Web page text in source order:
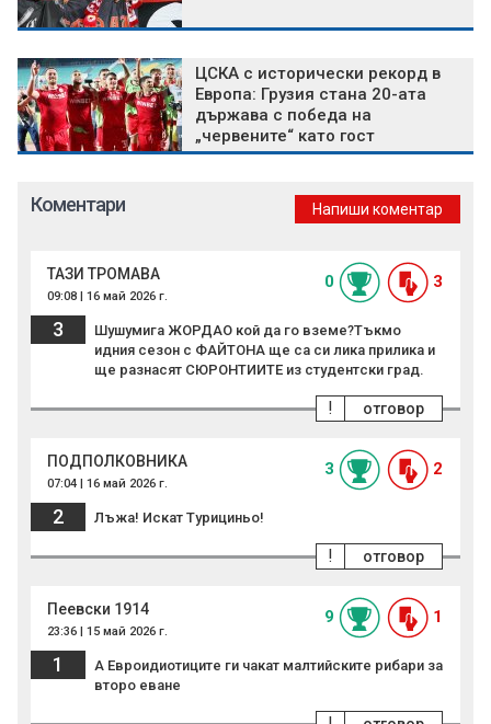
ЦСКА с исторически рекорд в
Европа: Грузия стана 20-ата
държава с победа на
„червените“ като гост
Коментари Напиши коментар
ТАЗИ ТРОМАВА
09:08 | 16 май 2026 г.
0 3
3
Шушумига ЖОРДАО кой да го вземе?Тъкмо
идния сезон с ФАЙТОНА ще са си лика прилика и
ще разнасят СЮРОНТИИТЕ из студентски град.
отговор
!
ПОДПОЛКОВНИКА
07:04 | 16 май 2026 г.
3 2
2 Лъжа! Искат Турициньо!
отговор
!
Пеевски 1914
23:36 | 15 май 2026 г.
9 1
1
А Евроидиотиците ги чакат малтийските рибари за
второ eвaнe